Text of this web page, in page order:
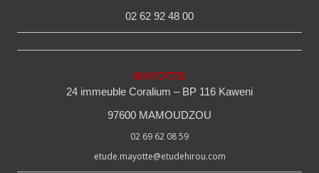
02 62 92 48 00
MAYOTTE
24 immeuble Coralium – BP 116 Kaweni
97600 MAMOUDZOU
02 69 62 08 59
etude.mayotte@etudehirou.com